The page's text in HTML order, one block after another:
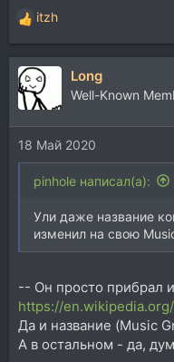
Р
е
а
к
ц
и
и
:
itzh
Long
Well-Known
18 Май 2020
pinhole написал(а):
Ули даже название
изменил на свою
-- Он просто прибрал
https://
Да и название (Music
А в остальном - да,